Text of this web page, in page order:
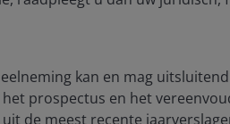
kan en mag
prospectus en het
de meest recente